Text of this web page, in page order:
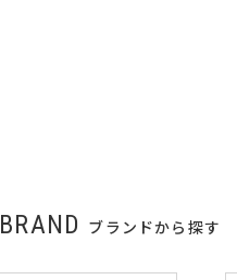
BRAND ブランドから探す